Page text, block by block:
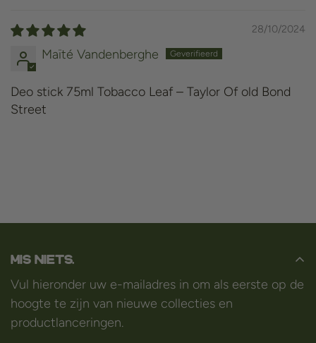
28/10/2024
Maïté Vandenberghe
Deo stick 75ml Tobacco Leaf – Taylor Of old Bond
Street
Mis niets.
Vul hieronder uw e-mailadres in om als eerste op de
hoogte te zijn van nieuwe collecties en
productlanceringen.